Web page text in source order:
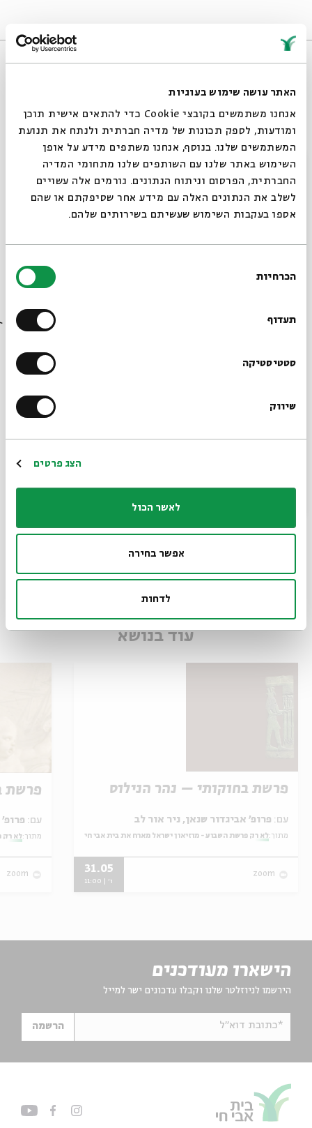
האתר עושה שימוש בעוגיות
אנחנו משתמשים בקובצי Cookie כדי להתאים אישית תוכן
ומודעות, לספק תכונות של מדיה חברתית ולנתח את תנועת
המשתמשים שלנו. בנוסף, אנחנו משתפים מידע על אופן
השימוש באתר שלנו עם השותפים שלנו מתחומי המדיה
החברתית, הפרסום וניתוח הנתונים. גורמים אלה עשויים
לשלב את הנתונים האלה עם מידע אחר שסיפקתם או שהם
אספו בעקבות השימוש שעשיתם בשירותים שלהם.
הסכמה
הכרחיות
תעדוף
סטטיסטיקה
שיווק
הצג פרטים
לאשר הכול
אפשר בחירה
לדחות
10.01
ב' | 19:30
מתוך:בת שאול - הצגה
ו' | 19:30
עוד בנושא
פרשת בחוקותי – נהר הנילוס
עם:
מתוך: לא רק פרשת השבוע - מוזיאון ישראל מארח את בית אבי חי
zoom
31.05
ו' | 11:00
פרשת
עם:
מתוך: לא רק
zoom
הישארו מעודכנים
הירשמו לניוזלטר שלנו וקבלו עדכונים ישר למייל
*כתובת דוא"ל הרשמה
סגור